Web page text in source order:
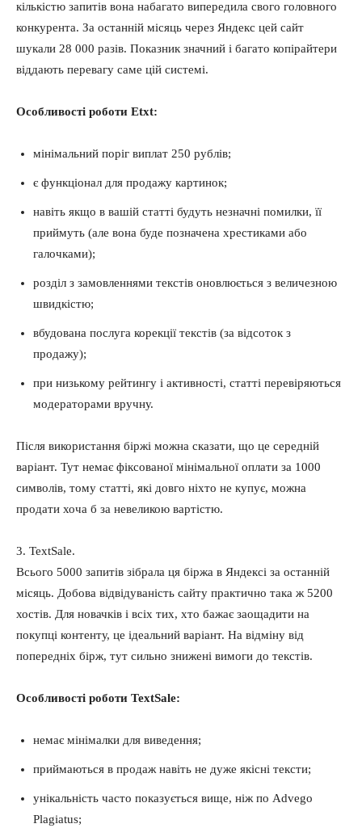
кількістю запитів вона набагато випередила свого головного
конкурента. За останній місяць через Яндекс цей сайт
шукали 28 000 разів. Показник значний і багато копірайтери
віддають перевагу саме цій системі.
Особливості роботи Etxt:
мінімальний поріг виплат 250 рублів;
є функціонал для продажу картинок;
навіть якщо в вашій статті будуть незначні помилки, її
приймуть (але вона буде позначена хрестиками або
галочками);
розділ з замовленнями текстів оновлюється з величезною
швидкістю;
вбудована послуга корекції текстів (за відсоток з
продажу);
при низькому рейтингу і активності, статті перевіряються
модераторами вручну.
Після використання біржі можна сказати, що це середній
варіант. Тут немає фіксованої мінімальної оплати за 1000
символів, тому статті, які довго ніхто не купує, можна
продати хоча б за невеликою вартістю.
3. TextSale.
Всього 5000 запитів зібрала ця біржа в Яндексі за останній
місяць. Добова відвідуваність сайту практично така ж 5200
хостів. Для новачків і всіх тих, хто бажає заощадити на
покупці контенту, це ідеальний варіант. На відміну від
попередніх бірж, тут сильно знижені вимоги до текстів.
Особливості роботи TextSale:
немає мінімалки для виведення;
приймаються в продаж навіть не дуже якісні тексти;
унікальність часто показується вище, ніж по Advego
Plagiatus;